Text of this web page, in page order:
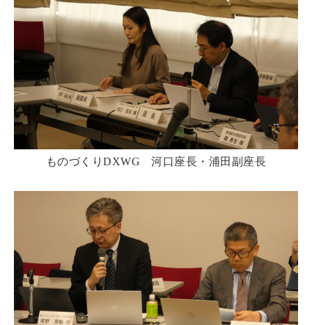
ものづくりDXWG 河口座長・浦田副座長